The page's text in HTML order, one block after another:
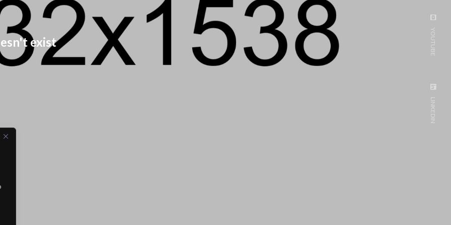
YOUTUBE
LINKEDIN
exist